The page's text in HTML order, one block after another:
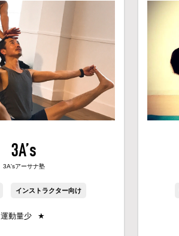
3A’s
3A'sアーサナ塾
インストラクター向け
運動量少 ★